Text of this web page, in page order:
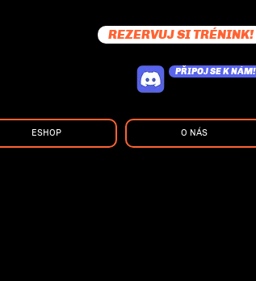
REZERVUJ SI TRÉNINK!
PŘIPOJ SE K NÁM!
ESHOP O NÁS